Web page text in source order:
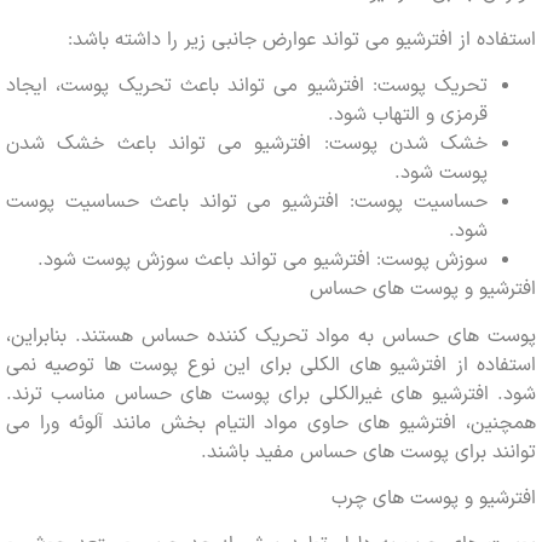
از افترشیو می تواند عوارض جانبی زیر را داشته باشد:
تحریک پوست: افترشیو می تواند باعث تحریک پوست، ایجاد
قرمزی و التهاب شود.
خشک شدن پوست: افترشیو می تواند باعث خشک شدن
پوست شود.
حساسیت پوست: افترشیو می تواند باعث حساسیت پوست
سوزش پوست: افترشیو می تواند باعث سوزش پوست شود.
و پوست های حساس
های حساس به مواد تحریک کننده حساس هستند. بنابراین،
از افترشیو های الکلی برای این نوع پوست ها توصیه نمی
های غیرالکلی برای پوست های حساس مناسب ترند.
افترشیو های حاوی مواد التیام بخش مانند آلوئه ورا می
برای پوست های حساس مفید باشند.
و پوست های چرب